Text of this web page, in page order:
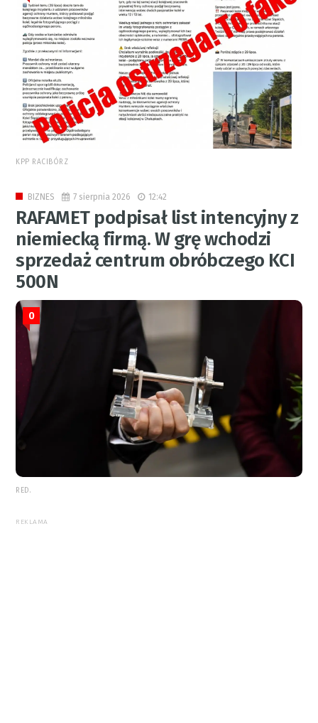
KPP RACIBÓRZ
BIZNES 7 sierpnia 2026 12:42
RAFAMET podpisał list intencyjny z
niemiecką firmą. W grę wchodzi
sprzedaż centrum obróbczego KCI
500N
0
RED.
REKLAMA